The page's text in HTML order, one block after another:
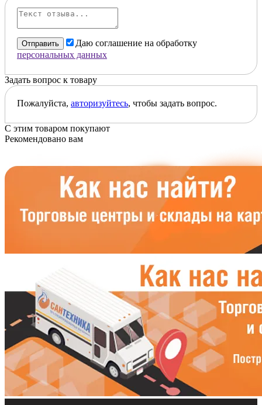
Отправить
Даю соглашение на обработку
персональных данных
Задать вопрос к товару
Пожалуйста, авторизуйтесь, чтобы задать вопрос.
С этим товаром покупают
Рекомендовано вам